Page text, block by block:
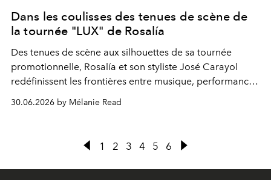
Dans les coulisses des tenues de scène de
la tournée "LUX" de Rosalía
Des tenues de scène aux silhouettes de sa tournée
promotionnelle, Rosalía et son styliste José Carayol
redéfinissent les frontières entre musique, performance
et haute mode.
30.06.2026 by Mélanie Read
1 2 3 4 5 6